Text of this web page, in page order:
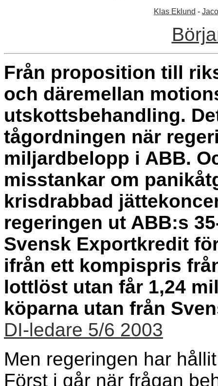
Klas Eklund -
Från proposition till
och däremellan
utskottsbehandling.
tågordningen när
miljardbelopp i ABB.
misstankar om
krisdrabbad
regeringen ut ABB:s
Svensk Exportkredit
ifrån ett kompispris
lottlöst utan får 1,24
köparna utan från
DI-ledare 5/6 2003
Men regeringen har
Först i går när frågan